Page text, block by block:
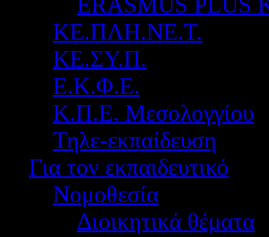
ΚΕ.ΠΛΗ.ΝΕ.Τ.
ΚΕ.ΣΥ.Π.
Ε.Κ.Φ.Ε.
Κ.Π.Ε. Μεσολογγίου
Τηλε-εκπαίδευση
Για τον εκπαιδευτικό
Νομοθεσία
Διοικητικά θέματα